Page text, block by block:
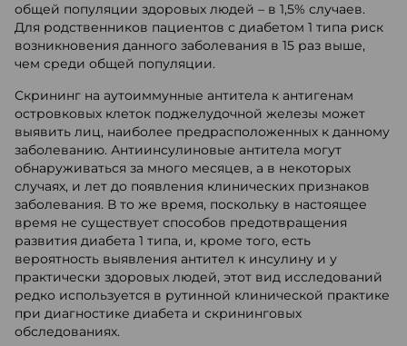
общей популяции здоровых людей – в 1,5% случаев.
Для родственников пациентов с диабетом 1 типа риск
возникновения данного заболевания в 15 раз выше,
чем среди общей популяции.
Скрининг на аутоиммунные антитела к антигенам
островковых клеток поджелудочной железы может
выявить лиц, наиболее предрасположенных к данному
заболеванию. Антиинсулиновые антитела могут
обнаруживаться за много месяцев, а в некоторых
случаях, и лет до появления клинических признаков
заболевания. В то же время, поскольку в настоящее
время не существует способов предотвращения
развития диабета 1 типа, и, кроме того, есть
вероятность выявления антител к инсулину и у
практически здоровых людей, этот вид исследований
редко используется в рутинной клинической практике
при диагностике диабета и скрининговых
обследованиях.